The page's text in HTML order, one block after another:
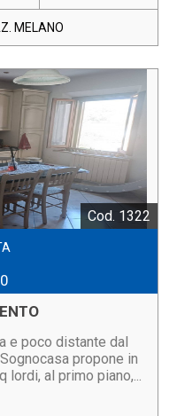
MELANO
Cod. 1322
e poco distante dal
propone in
lordi, al primo piano,...